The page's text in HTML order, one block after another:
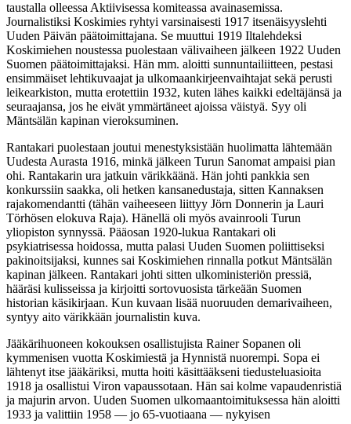
taustalla olleessa Aktiivisessa komiteassa avainasemissa.
Journalistiksi Koskimies ryhtyi varsinaisesti 1917 itsenäisyyslehti
Uuden Päivän päätoimittajana. Se muuttui 1919 Iltalehdeksi
Koskimiehen noustessa puolestaan välivaiheen jälkeen 1922 Uuden
Suomen päätoimittajaksi. Hän mm. aloitti sunnuntailiitteen, pestasi
ensimmäiset lehtikuvaajat ja ulkomaankirjeenvaihtajat sekä perusti
leikearkiston, mutta erotettiin 1932, kuten lähes kaikki edeltäjänsä ja
seuraajansa, jos he eivät ymmärtäneet ajoissa väistyä. Syy oli
Mäntsälän kapinan vieroksuminen.
Rantakari puolestaan joutui menestyksistään huolimatta lähtemään
Uudesta Aurasta 1916, minkä jälkeen Turun Sanomat ampaisi pian
ohi. Rantakarin ura jatkuin värikkäänä. Hän johti pankkia sen
konkurssiin saakka, oli hetken kansanedustaja, sitten Kannaksen
rajakomendantti (tähän vaiheeseen liittyy Jörn Donnerin ja Lauri
Törhösen elokuva Raja). Hänellä oli myös avainrooli Turun
yliopiston synnyssä. Pääosan 1920-lukua Rantakari oli
psykiatrisessa hoidossa, mutta palasi Uuden Suomen poliittiseksi
pakinoitsijaksi, kunnes sai Koskimiehen rinnalla potkut Mäntsälän
kapinan jälkeen. Rantakari johti sitten ulkoministeriön pressiä,
hääräsi kulisseissa ja kirjoitti sortovuosista tärkeään Suomen
historian käsikirjaan. Kun kuvaan lisää nuoruuden demarivaiheen,
syntyy aito värikkään journalistin kuva.
Jääkärihuoneen kokouksen osallistujista Rainer Sopanen oli
kymmenisen vuotta Koskimiestä ja Hynnistä nuorempi. Sopa ei
lähtenyt itse jääkäriksi, mutta hoiti käsittääkseni tiedusteluasioita
1918 ja osallistui Viron vapaussotaan. Hän sai kolme vapaudenristiä
ja majurin arvon. Uuden Suomen ulkomaantoimituksessa hän aloitti
1933 ja valittiin 1958 — jo 65-vuotiaana — nykyisen